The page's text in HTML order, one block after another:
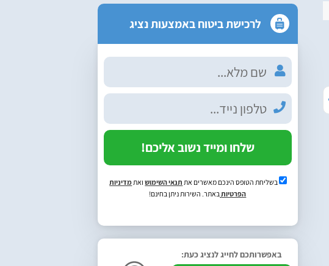
לרכישת ביטוח באמצעות נציג
שלחו ומייד נשוב אליכם!
בשליחת הטופס הינכם מאשרים את תנאי השימושואת מדיניות
הפרטיות באתר. השירות ניתן בחינם!
באפשרותכם לחייג לנציג כעת: